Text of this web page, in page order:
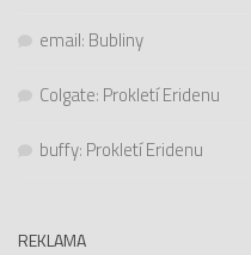
email: Bubliny
Colgate: Prokletí Eridenu
buffy: Prokletí Eridenu
REKLAMA